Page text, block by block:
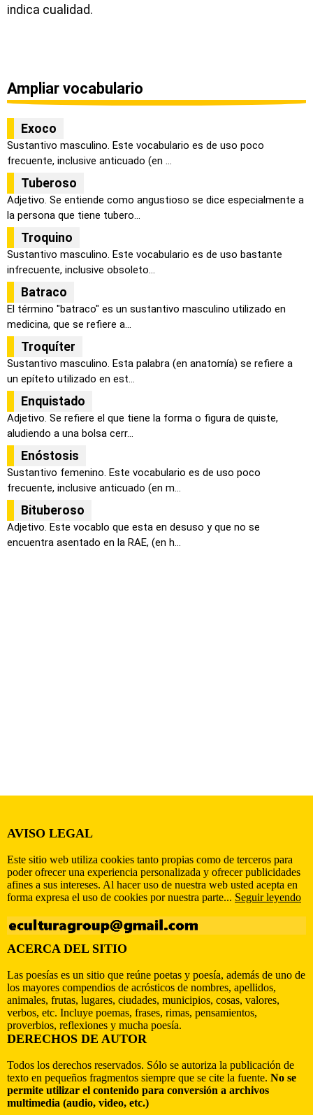
indica cualidad.
Ampliar vocabulario
Exoco
Sustantivo masculino. Este vocabulario es de uso poco
frecuente, inclusive anticuado (en ...
Tuberoso
Adjetivo. Se entiende como angustioso se dice especialmente a
la persona que tiene tubero...
Troquino
Sustantivo masculino. Este vocabulario es de uso bastante
infrecuente, inclusive obsoleto...
Batraco
El término "batraco" es un sustantivo masculino utilizado en
medicina, que se refiere a...
Troquíter
Sustantivo masculino. Esta palabra (en anatomía) se refiere a
un epíteto utilizado en est...
Enquistado
Adjetivo. Se refiere el que tiene la forma o figura de quiste,
aludiendo a una bolsa cerr...
Enóstosis
Sustantivo femenino. Este vocabulario es de uso poco
frecuente, inclusive anticuado (en m...
Bituberoso
Adjetivo. Este vocablo que esta en desuso y que no se
encuentra asentado en la RAE, (en h...
AVISO LEGAL
Este sitio web utiliza cookies tanto propias como de terceros para
poder ofrecer una experiencia personalizada y ofrecer publicidades
afines a sus intereses. Al hacer uso de nuestra web usted acepta en
forma expresa el uso de cookies por nuestra parte... Seguir leyendo
ACERCA DEL SITIO
Las poesías es un sitio que reúne poetas y poesía, además de uno de
los mayores compendios de acrósticos de nombres, apellidos,
animales, frutas, lugares, ciudades, municipios, cosas, valores,
verbos, etc. Incluye poemas, frases, rimas, pensamientos,
proverbios, reflexiones y mucha poesía.
DERECHOS DE AUTOR
Todos los derechos reservados. Sólo se autoriza la publicación de
texto en pequeños fragmentos siempre que se cite la fuente. No se
permite utilizar el contenido para conversión a archivos
multimedia (audio, video, etc.)